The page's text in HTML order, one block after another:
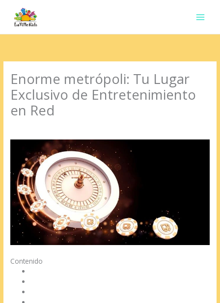
conteúdo
Enorme metrópoli: Tu Lugar
Exclusivo de Entretenimiento
en Red
Contenido